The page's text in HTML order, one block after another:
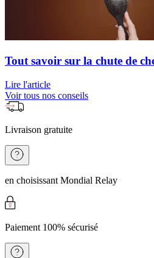
Tout savoir sur la chute de
Lire l'article
Voir tous nos conseils
Livraison gratuite
en choisissant Mondial Relay
Paiement 100% sécurisé